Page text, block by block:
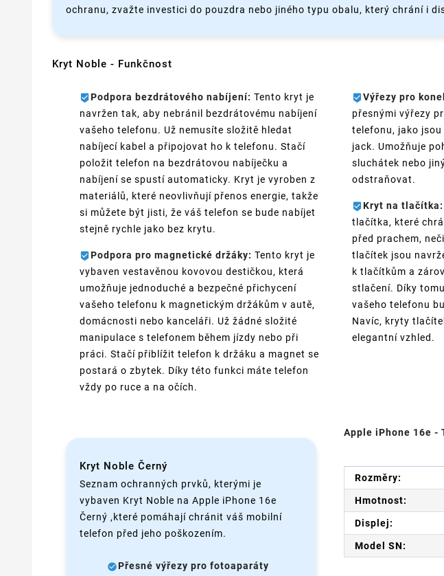
ochranu, zvažte investici do pouzdra nebo jiného typu obalu, který chrání i
Kryt Noble - Funkčnost
Podpora bezdrátového nabíjení: Tento kryt je
navržen tak, aby nebránil bezdrátovému nabíjení
vašeho telefonu. Už nemusíte složitě hledat
nabíjecí kabel a připojovat ho k telefonu. Stačí
položit telefon na bezdrátovou nabíječku a
nabíjení se spustí automaticky. Kryt je vyroben z
materiálů, které neovlivňují přenos energie, takže
si můžete být jisti, že váš telefon se bude nabíjet
stejně rychle jako bez krytu.
Podpora pro magnetické držáky: Tento kryt je
vybaven vestavěnou kovovou destičkou, která
umožňuje jednoduché a bezpečné přichycení
vašeho telefonu k magnetickým držákům v autě,
domácnosti nebo kanceláři. Už žádné složité
manipulace s telefonem během jízdy nebo při
práci. Stačí přiblížit telefon k držáku a magnet se
postará o zbytek. Díky této funkci máte telefon
vždy po ruce a na očích.
Výřezy pro
přesnými výřezy
telefonu, jako
jack. Umožňuje
sluchátek nebo
odstraňovat.
Kryt na tlačítka:
tlačítka, které
před prachem,
tlačítek jsou
k tlačítkům a
stlačení. Díky
vašeho telefonu
Navíc, kryty
elegantní vzhled.
Kryt Noble Černý
Seznam ochranných prvků, kterými je
vybaven Kryt Noble na Apple iPhone 16e
Černý ,které pomáhají chránit váš mobilní
telefon před jeho poškozením.
Přesné výřezy pro fotoaparáty
Apple iPhone 16e -
Rozměry:
Hmotnost:
Displej:
Model SN: